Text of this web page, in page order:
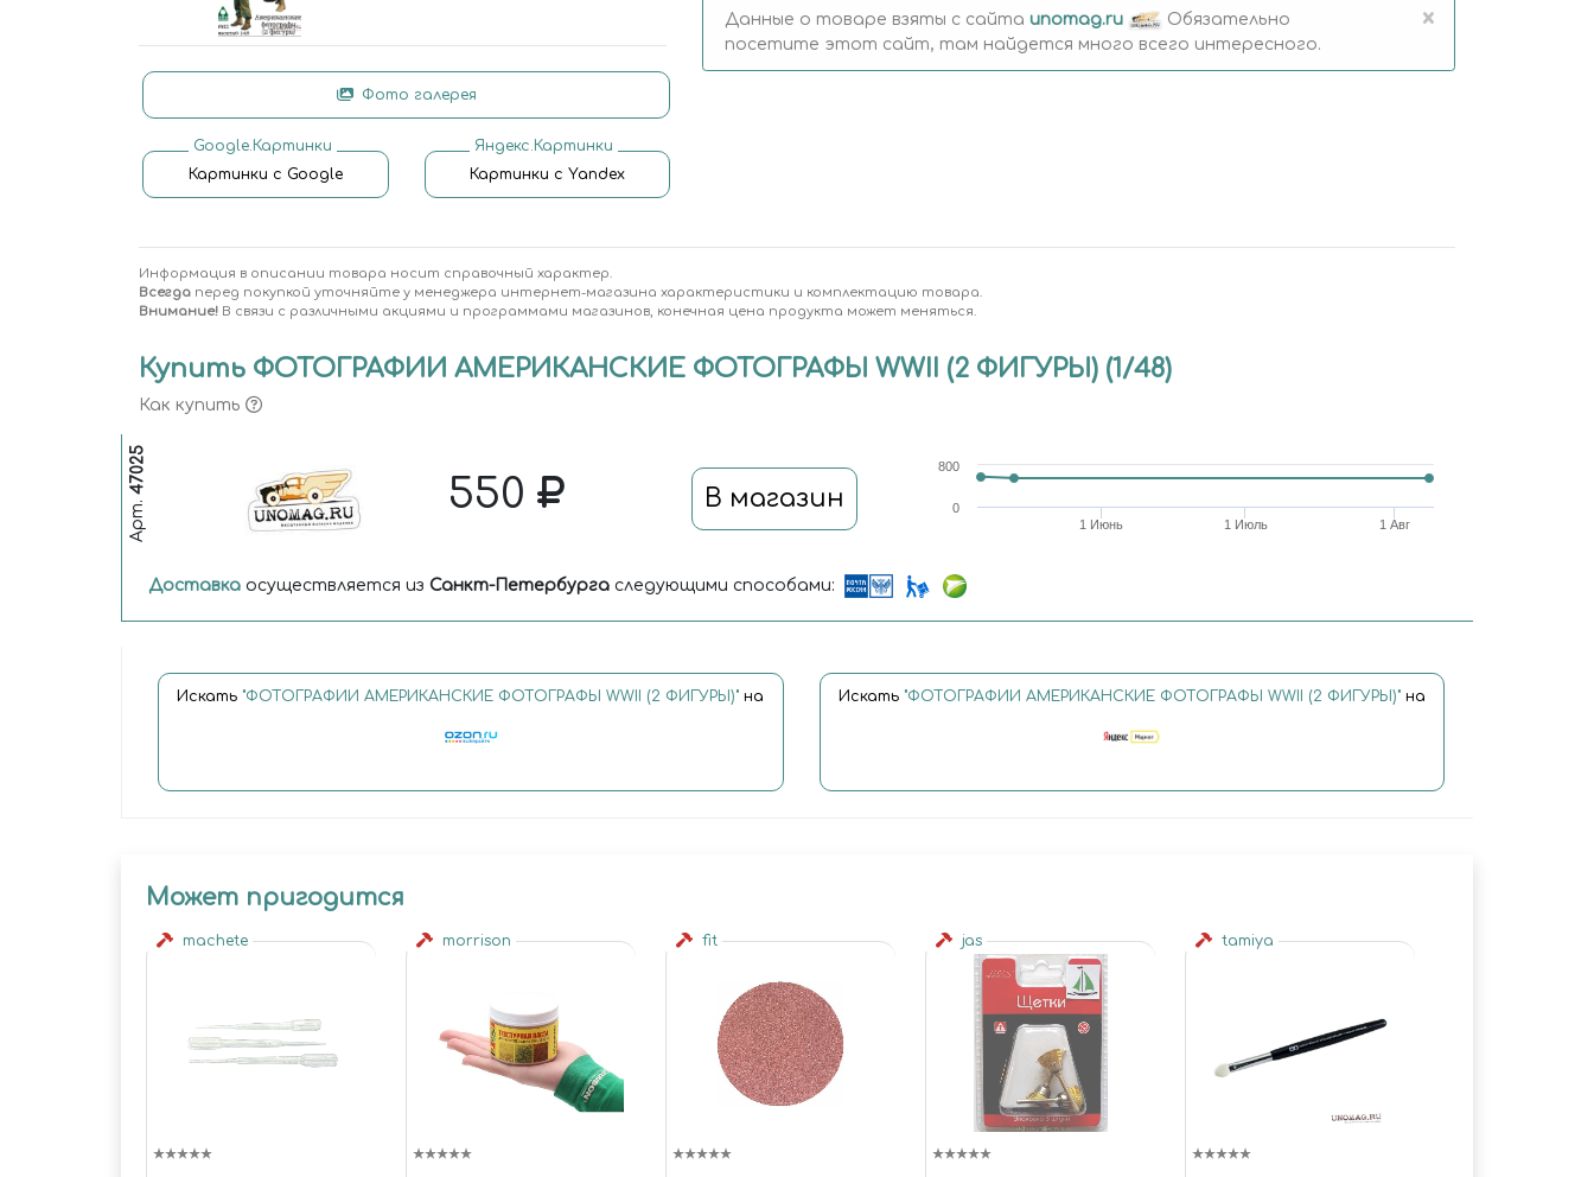
Фото галерея
Google.Картинки
Картинки с Google
Яндекс.Картинки
Картинки с Yandex
Данные о товаре взяты с сайта unomag.ru
Обязательно
посетите этот сайт, там найдется много всего интересного.
×
Информация в описании товара носит справочный характер.
Всегда перед покупкой уточняйте у менеджера интернет-магазина характеристики и комплектацию товара.
Внимание! В связи с различными акциями и программами магазинов, конечная цена продукта может меняться.
Купить ФОТОГРАФИИ АМЕРИКАНСКИЕ ФОТОГРАФЫ WWII (2 ФИГУРЫ) (1/48)
Как купить
Арт.
47025 550 В магазин
1 Июнь 1 Июль 1 Авг
0
800
Доставка осуществляется из Санкт-Петербурга следующими способами:
Искать "ФОТОГРАФИИ АМЕРИКАНСКИЕ ФОТОГРАФЫ WWII (2 ФИГУРЫ)" на Искать "ФОТОГРАФИИ АМЕРИКАНСКИЕ ФОТОГРАФЫ WWII (2 ФИГУРЫ)"на
Может пригодится
machete morrison fit jas tamiya